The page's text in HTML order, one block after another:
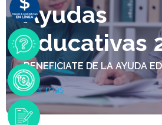
Ayudas
educativas
BENEFICIATE DE LA AYUDA
Leer más